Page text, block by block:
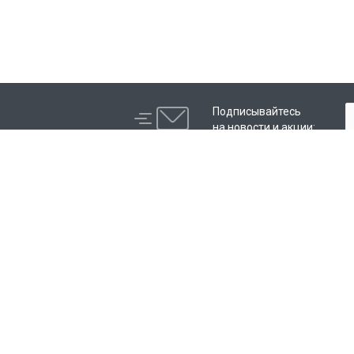
Подписывайтесь
на новости и акции: